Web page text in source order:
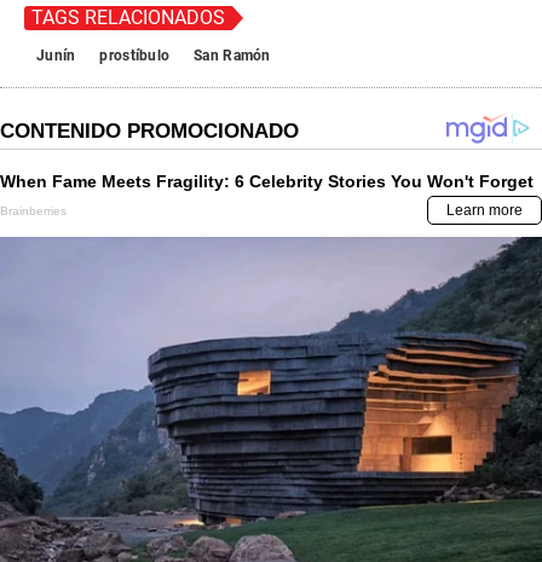
TAGS RELACIONADOS
Junín prostíbulo San Ramón